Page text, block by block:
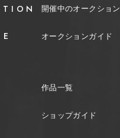
開催中のオークション
オークションガイド
作品一覧
ショップガイド